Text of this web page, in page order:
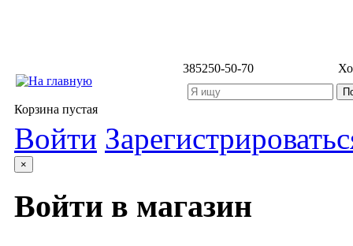
385250-50-70
Корзина пустая
Войти
×
Войти в магазин